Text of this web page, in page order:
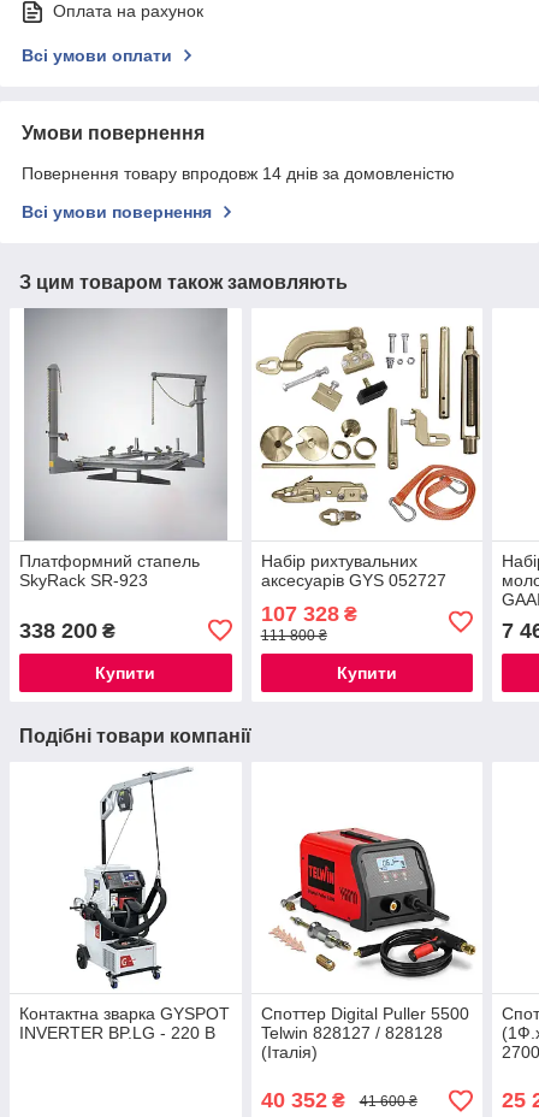
Оплата на рахунок
Всі умови оплати
Умови повернення
Повернення товару впродовж 14 днів за домовленістю
Всі умови повернення
З цим товаром також замовляють
Платформний стапель
SkyRack SR-923
338 200 ₴
Купити
Набір рихтувальних
аксесуарів GYS 052727
107 328₴
111 800 ₴
Купити
7
Подібні товари компанії
Контактна зварка GYSPOT
INVERTER BP.LG - 220 B
Споттер Digital Puller 5500
Telwin 828127 / 828128
(Італія)
40 352₴ 41 600 ₴ 25